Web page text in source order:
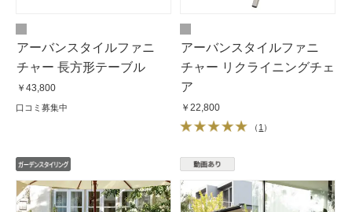
アーバンスタイルファニ
チャー 長方形テーブル
￥43,800
口コミ募集中
アーバンスタイルファニ
チャー リクライニングチェ
ア
￥22,800
（ 1 ）